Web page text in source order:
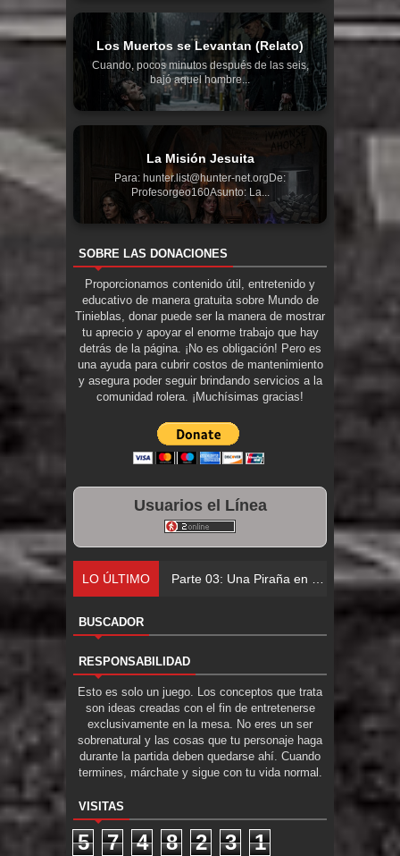
Los Muertos se Levantan (Relato)
Cuando, pocos minutos después de las seis,
bajó aquel hombre...
La Misión Jesuita
Para: hunter.list@hunter-net.orgDe:
Profesorgeo160Asunto: La...
SOBRE LAS DONACIONES
Proporcionamos contenido útil, entretenido y
educativo de manera gratuita sobre Mundo de
Tinieblas, donar puede ser la manera de mostrar
tu aprecio y apoyar el enorme trabajo que hay
detrás de la página. ¡No es obligación! Pero es
una ayuda para cubrir costos de mantenimiento
y asegura poder seguir brindando servicios a la
comunidad rolera. ¡Muchísimas gracias!
Usuarios el Línea
LO ÚLTIMO
BUSCADOR
RESPONSABILIDAD
Esto es solo un juego. Los conceptos que trata
son ideas creadas con el fin de entretenerse
exclusivamente en la mesa. No eres un ser
sobrenatural y las cosas que tu personaje haga
durante la partida deben quedarse ahí. Cuando
termines, márchate y sigue con tu vida normal.
VISITAS
5 7 4 8 2 3 1